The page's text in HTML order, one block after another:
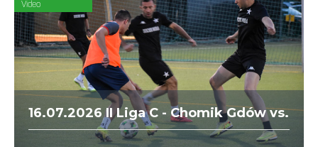
Video
16.07.2026 II Liga C - Chomik Gdów vs.
Socios Wisła Kraków